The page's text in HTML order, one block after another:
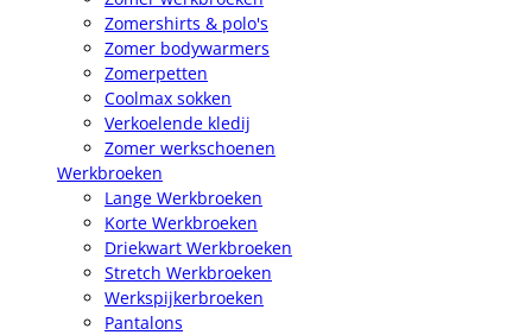
Zomershirts & polo's
Zomer bodywarmers
Zomerpetten
Coolmax sokken
Verkoelende kledij
Zomer werkschoenen
Werkbroeken
Lange Werkbroeken
Korte Werkbroeken
Driekwart Werkbroeken
Stretch Werkbroeken
Werkspijkerbroeken
Pantalons